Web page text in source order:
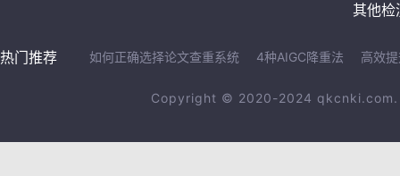
其他检
热门推荐 如何正确选择论文查重系统 4种AIGC降重法 高效
Copyright © 2020-2024 qkcnki.com.